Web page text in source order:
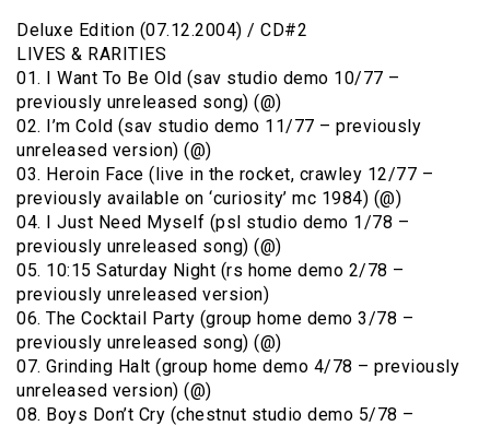
Deluxe Edition (07.12.2004) / CD#2
LIVES & RARITIES
01. I Want To Be Old (sav studio demo 10/77 –
previously unreleased song) (@)
02. I’m Cold (sav studio demo 11/77 – previously
unreleased version) (@)
03. Heroin Face (live in the rocket, crawley 12/77 –
previously available on ‘curiosity’ mc 1984) (@)
04. I Just Need Myself (psl studio demo 1/78 –
previously unreleased song) (@)
05. 10:15 Saturday Night (rs home demo 2/78 –
previously unreleased version)
06. The Cocktail Party (group home demo 3/78 –
previously unreleased song) (@)
07. Grinding Halt (group home demo 4/78 – previously
unreleased version) (@)
08. Boys Don’t Cry (chestnut studio demo 5/78 –